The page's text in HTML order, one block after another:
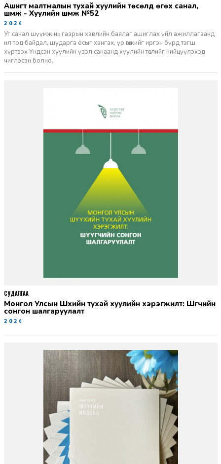
Ашигт малтмалын тухай хуулийн төсөлд өгөх санал,
шүүмж - Хуулийн шүүмж №52
2026-06-29
Уг санал шүүмж нь газрын хэвлийн баялаг ашиглах үйл ажиллагаанд
ил тод байдал, шударга ёсыг хангах, үр өгөөжийг иргэн бүрд тэгш
хүртээх Үндсэн хуулийн үзэл санаанд хуулийн төслийг нийцүүлэхэд
чиглэсэн болно.
Монгол Улсын Шүүхийн тухай хуулийн хэрэгжилт: Шүүгчийн
сонгон шалгаруулалт
2026-06-19
СУДАЛГАА